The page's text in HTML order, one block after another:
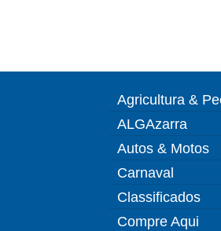
Agricultura &
ALGAzarra
Autos & Motos
Carnaval
Classificados
Compre Aqui